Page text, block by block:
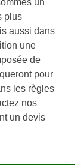
un
plus
aussi dans
une
de
pour
les règles
nos
un devis